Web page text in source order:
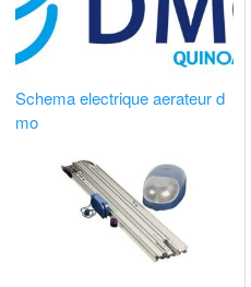
Schema electrique aerateur d
mo